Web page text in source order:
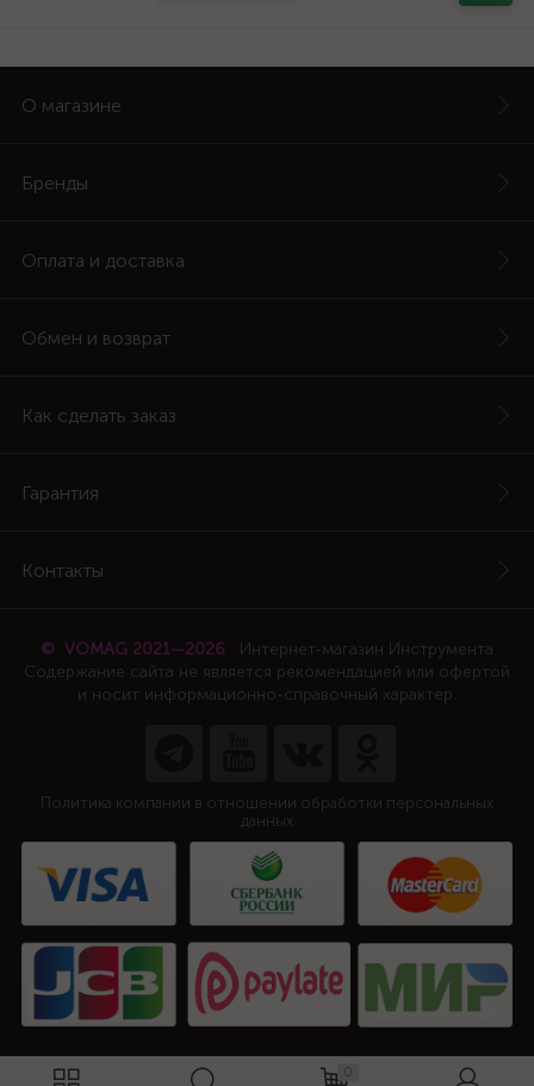
0
О магазине
Бренды
Оплата и доставка
Обмен и возврат
Как сделать заказ
Гарантия
Контакты
© VOMAG 2021—2026
Интернет-магазин Инструмента
Содержание сайта не является рекомендацией или офертой
и носит информационно-справочный характер.
Политика компании в отношении обработки персональных
данных